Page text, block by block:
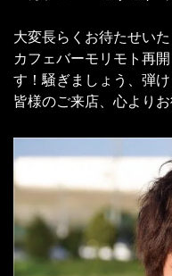
大変長らくお待たせいた
カフェバーモリモト再
す！騒ぎましょう、弾け
皆様のご来店、心よりお